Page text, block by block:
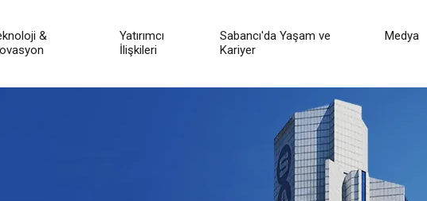
&
Yatırımcı
İlişkileri
Sabancı'da Yaşam ve
Kariyer
Medya